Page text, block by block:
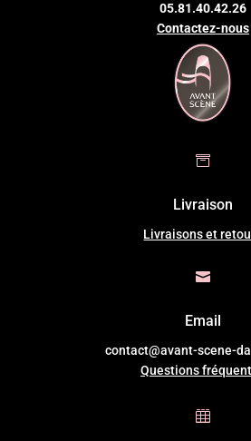
05.81.40.42.26
Contactez-nous

Livraison
Livraisons et

Email
contact@avant-scene-
Questions
